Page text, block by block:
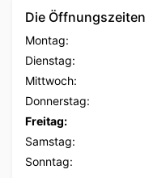
Die Öffnungszeiten
Montag:
Dienstag:
Mittwoch:
Donnerstag:
Freitag:
Samstag:
Sonntag: